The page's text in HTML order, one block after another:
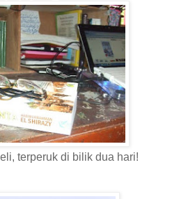
terperuk di bilik dua hari!